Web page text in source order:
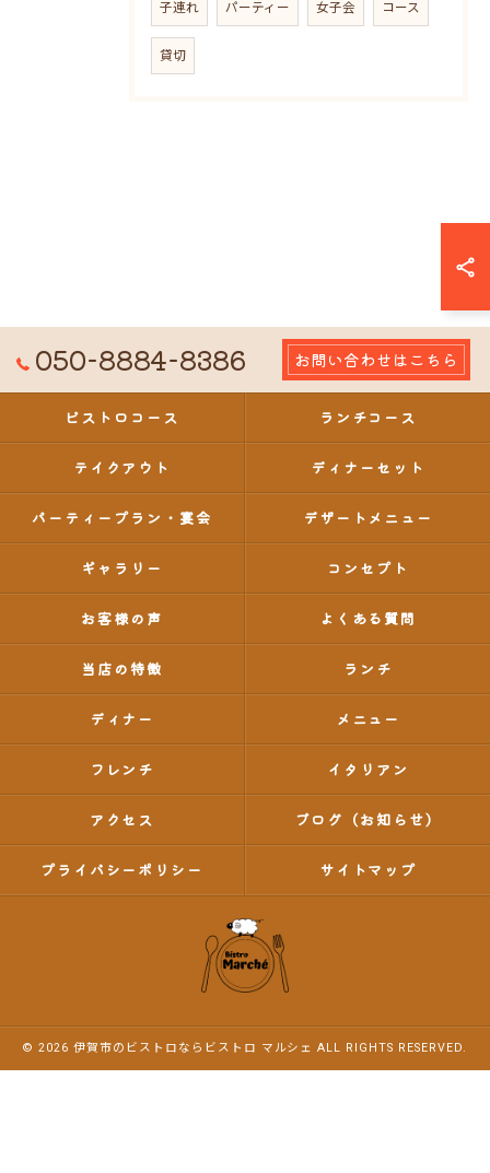
子連れ パーティー 女子会 コース
貸切
050-8884-8386 お問い合わせはこちら
ビストロコース ランチコース
テイクアウト ディナーセット
パーティープラン・宴会 デザートメニュー
ギャラリー コンセプト
お客様の声 よくある質問
当店の特徴 ランチ
ディナー メニュー
フレンチ イタリアン
アクセス ブログ（お知らせ）
プライバシーポリシー サイトマップ
© 2026 伊賀市のビストロならビストロ マルシェ ALL RIGHTS RESERVED.